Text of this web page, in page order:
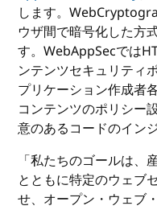
します。
ウザ間で暗号化した方
す。WebAppSecでは
ンテンツセキュリティ
プリケーション作成者
コンテンツのポリシー
意のあるコードのイン
「私たちのゴールは
とともに特定のウェブ
せ、オープン・ウェブ